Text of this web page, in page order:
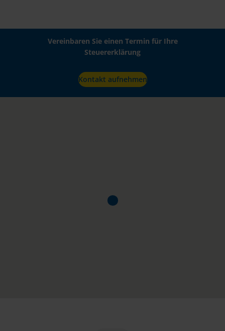
Vereinbaren Sie einen Termin für Ihre
Steuererklärung
Kontakt aufnehmen